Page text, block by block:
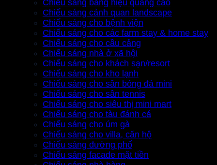
Chiếu sáng bảng hiệu quảng cáo
Chiếu sáng cảnh quan landscape
Chiếu sáng cho bệnh viện
Chiếu sáng cho các farm stay & home stay
Chiếu sáng cho cầu cảng
Chiếu sáng nhà ở xã hội
Chiếu sáng cho khách sạn/resort
Chiếu sáng cho kho lạnh
Chiếu sáng cho sân bóng đá mini
Chiếu sáng cho sân tennis
Chiếu sáng cho siêu thị mini mart
Chiếu sáng cho tàu đánh cá
Chiếu sáng cho úm gà
Chiếu sáng cho villa, căn hộ
Chiếu sáng đường phố
Chiếu sáng facade mặt tiền